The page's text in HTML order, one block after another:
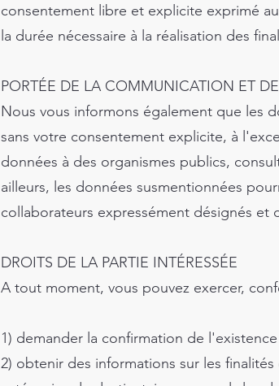
consentement libre et explicite exprimé
la durée nécessaire à la réalisation des
PORTÉE DE LA COMMUNICATION ET
Nous vous informons également que les
sans votre consentement explicite, à
données à des organismes publics,
ailleurs, les données susmentionnées
collaborateurs expressément désignés et
DROITS DE LA PARTIE INTÉRESSÉE
A tout moment, vous pouvez exercer,
1) demander la confirmation de
2) obtenir des informations sur les